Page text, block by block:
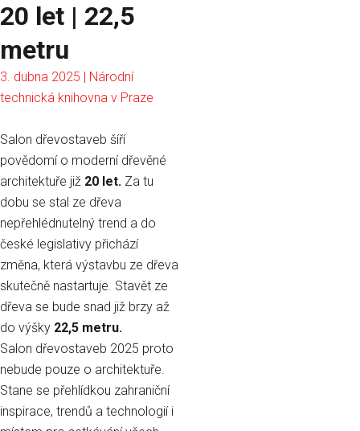
20 let | 22,5
metru
3. dubna 2025 | Národní
technická knihovna v Praze
Salon dřevostaveb šíří
povědomí o moderní dřevěné
architektuře již 20 let. Za tu
dobu se stal ze dřeva
nepřehlédnutelný trend a do
české legislativy přichází
změna, která výstavbu ze dřeva
skutečně nastartuje. Stavět ze
dřeva se bude snad již brzy až
do výšky 22,5 metru.
Salon dřevostaveb 2025 proto
nebude pouze o architektuře.
Stane se přehlídkou zahraniční
inspirace, trendů a technologií i